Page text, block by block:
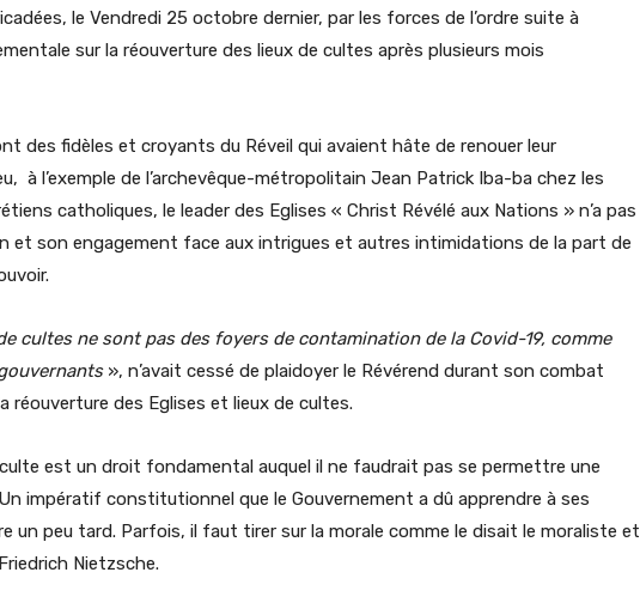
le Vendredi 25 octobre dernier, par les forces de l’ordre suite à
sur la réouverture des lieux de cultes après plusieurs mois
des fidèles et croyants du Réveil qui avaient hâte de renouer leur
à l’exemple de l’archevêque-métropolitain Jean Patrick Iba-ba chez les
catholiques, le leader des Eglises « Christ Révélé aux Nations » n’a pas
et son engagement face aux intrigues et autres intimidations de la part de
du pouvoir.
cultes ne sont pas des foyers de contamination de la Covid-19, comme
», n’avait cessé de plaidoyer le Révérend durant son combat
réouverture des Eglises et lieux de cultes.
est un droit fondamental auquel il ne faudrait pas se permettre une
impératif constitutionnel que le Gouvernement a dû apprendre à ses
un peu tard. Parfois, il faut tirer sur la morale comme le disait le moraliste et
Friedrich Nietzsche.